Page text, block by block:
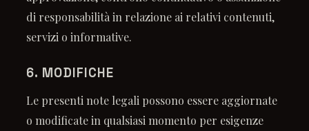
di responsabilità in relazione ai relativi contenuti,
servizi o informative.
6. MODIFICHE
Le presenti note legali possono essere aggiornate
o modificate in qualsiasi momento per esigenze